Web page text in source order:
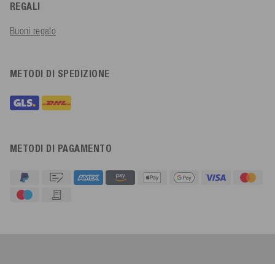
REGALI
Buoni regalo
METODI DI SPEDIZIONE
METODI DI PAGAMENTO